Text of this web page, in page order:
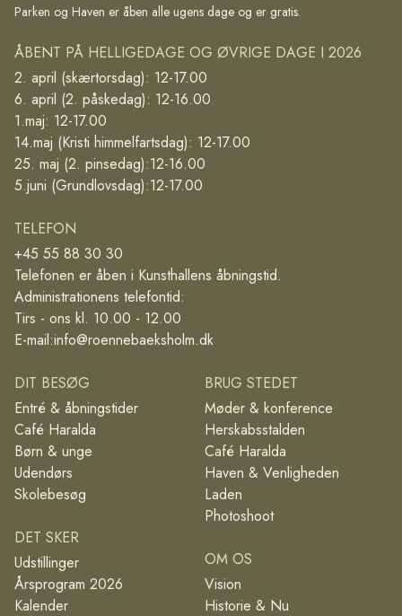
Parken og Haven er åben alle ugens dage og er gratis.
ÅBENT PÅ HELLIGEDAGE OG ØVRIGE DAGE I 2026
2. april (skærtorsdag): 12-17.00
6. april (2. påskedag): 12-16.00
1.maj: 12-17.00
14.maj (Kristi himmelfartsdag): 12-17.00
25. maj (2. pinsedag):12-16.00
5.juni (Grundlovsdag):12-17.00
TELEFON
+45 55 88 30 30
Telefonen er åben i Kunsthallens åbningstid.
Administrationens telefontid:
Tirs - ons kl. 10.00 - 12.00
E-mail:info@roennebaeksholm.dk
DIT BESØG
Entré & åbningstider
Café Haralda
Børn & unge
Udendørs
Skolebesøg
DET SKER
Udstillinger
Årsprogram 2026
Kalender
BRUG STEDET
Møder & konference
Herskabsstalden
Café Haralda
Haven & Venligheden
Laden
Photoshoot
OM OS
Vision
Historie & Nu